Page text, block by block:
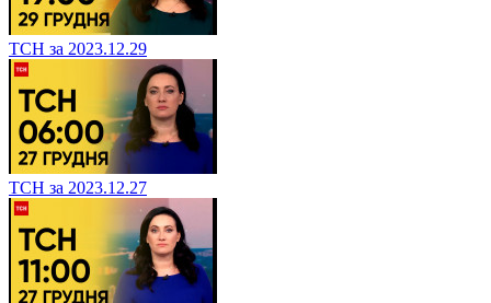
ТСН за 2023.12.29
ТСН за 2023.12.27